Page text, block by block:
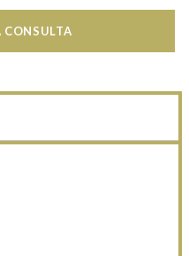
CONSULTA